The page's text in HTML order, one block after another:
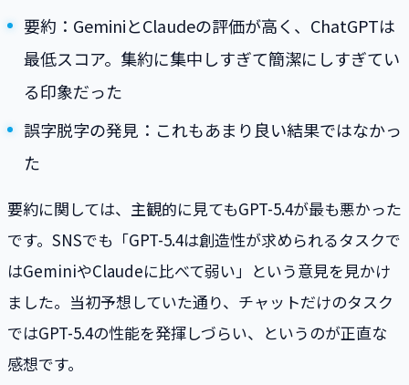
要約：GeminiとClaudeの評価が高く、ChatGPTは
最低スコア。集約に集中しすぎて簡潔にしすぎてい
る印象だった
誤字脱字の発見：これもあまり良い結果ではなかっ
た
要約に関しては、主観的に見てもGPT-5.4が最も悪かった
です。SNSでも「GPT-5.4は創造性が求められるタスクで
はGeminiやClaudeに比べて弱い」という意見を見かけ
ました。当初予想していた通り、チャットだけのタスク
ではGPT-5.4の性能を発揮しづらい、というのが正直な
感想です。